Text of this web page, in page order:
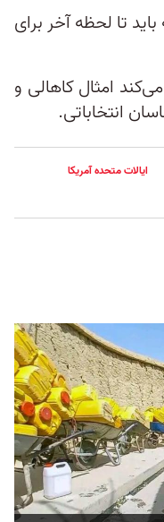
تا لحظه آخر برای
امثال کاهالی و
انتخاباتی.
ایالات متحده آمریکا